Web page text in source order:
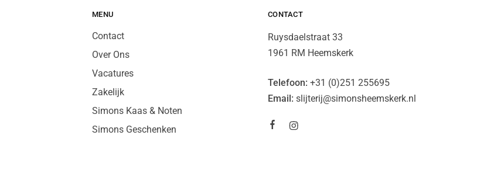
MENU
Contact
Over Ons
Vacatures
Zakelijk
Simons Kaas & Noten
Simons Geschenken
CONTACT
Ruysdaelstraat 33
1961 RM Heemskerk
Telefoon: +31 (0)251 255695
Email: slijterij@simonsheemskerk.nl